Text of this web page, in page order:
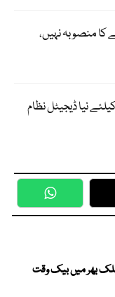
کا منصوبہ نہیں،
کیلئے نیا ڈیجیٹل نظام
WhatsApp
اگست سے ملک بھر میں بیک وقت